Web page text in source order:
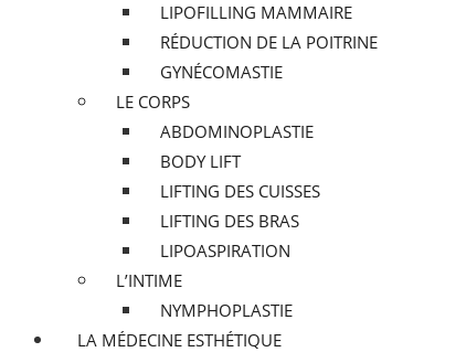
LIPOFILLING MAMMAIRE
RÉDUCTION DE LA POITRINE
GYNÉCOMASTIE
LE CORPS
ABDOMINOPLASTIE
BODY LIFT
LIFTING DES CUISSES
LIFTING DES BRAS
LIPOASPIRATION
L’INTIME
NYMPHOPLASTIE
LA MÉDECINE ESTHÉTIQUE